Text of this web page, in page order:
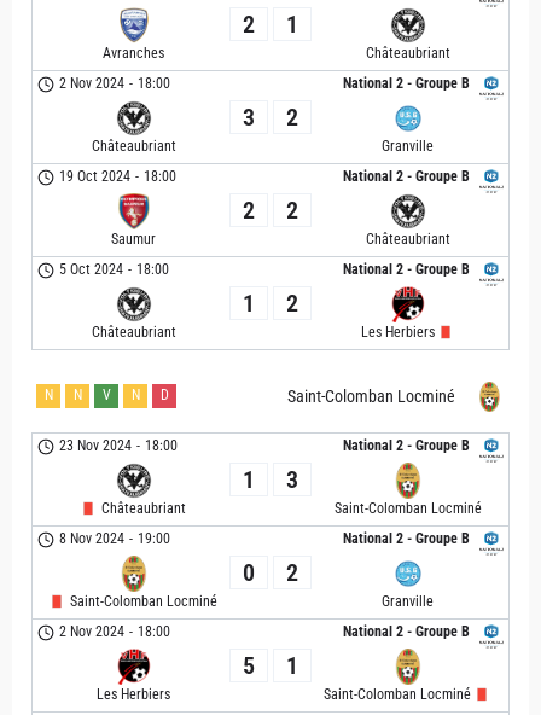
Avranches
2 1
Châteaubriant
National 2 - Groupe B
2 Nov 2024 - 18:00
Châteaubriant
3 2
Granville
National 2 - Groupe B
19 Oct 2024 - 18:00
Saumur
2 2
Châteaubriant
National 2 - Groupe B
5 Oct 2024 - 18:00
Châteaubriant
1 2
Les Herbiers
Saint-Colomban Locminé
N N V N D
National 2 - Groupe B
23 Nov 2024 - 18:00
Châteaubriant
1 3
Saint-Colomban Locminé
National 2 - Groupe B
8 Nov 2024 - 19:00
Saint-Colomban Locminé
0 2
Granville
National 2 - Groupe B
2 Nov 2024 - 18:00
Les Herbiers
5 1
Saint-Colomban Locminé